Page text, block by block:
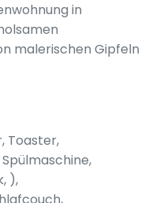
in
malerischen Gipfeln
Toaster,
),